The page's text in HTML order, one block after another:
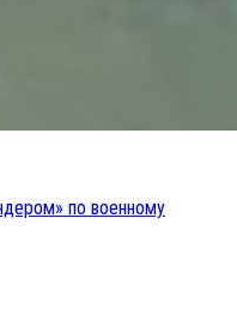
по военному